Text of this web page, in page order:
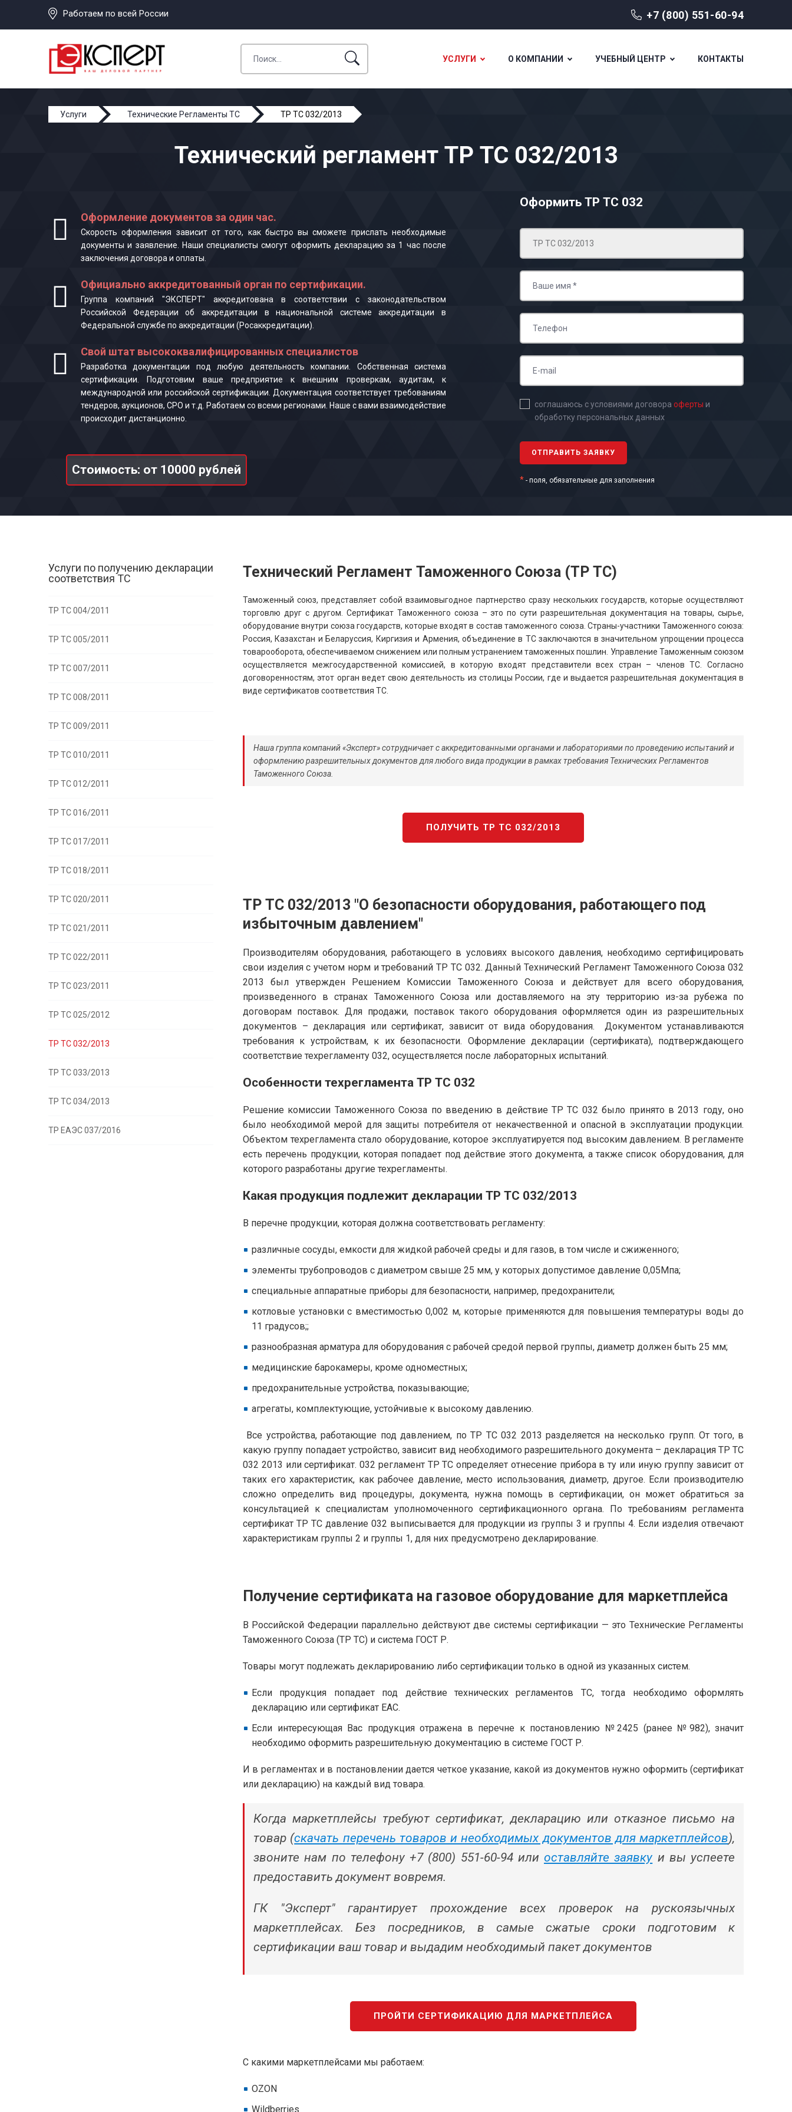
Работаем по всей России +7 (800) 551-60-94
УСЛУГИ О КОМПАНИИ УЧЕБНЫЙ ЦЕНТР КОНТАКТЫ
Услуги Технические Регламенты ТС ТР ТС 032/2013
Технический регламент ТР ТС 032/2013
Оформление документов за один час.
Скорость оформления зависит от того, как быстро вы сможете прислать необходимые
документы и заявление. Наши специалисты смогут оформить декларацию за 1 час после
заключения договора и оплаты.
Официально аккредитованный орган по сертификации.
Группа компаний "ЭКСПЕРТ" аккредитована в соответствии с законодательством
Российской Федерации об аккредитации в национальной системе аккредитации в
Федеральной службе по аккредитации (Росаккредитации).
Свой штат высококвалифицированных специалистов
Разработка документации под любую деятельность компании. Собственная система
сертификации. Подготовим ваше предприятие к внешним проверкам, аудитам, к
международной или российской сертификации. Документация соответствует требованиям
тендеров, аукционов, СРО и т.д. Работаем со всеми регионами. Наше с вами взаимодействие
происходит дистанционно.
Стоимость: от 10000 рублей
Оформить ТР ТС 032
соглашаюсь с условиями договора оферты и
обработку персональных данных
* - поля, обязательные для заполнения
Услуги по получению декларации
соответствия ТС
ТР ТС 004/2011
ТР ТС 005/2011
ТР ТС 007/2011
ТР ТС 008/2011
ТР ТС 009/2011
ТР ТС 010/2011
ТР ТС 012/2011
ТР ТС 016/2011
ТР ТС 017/2011
ТР ТС 018/2011
ТР ТС 020/2011
ТР ТС 021/2011
ТР ТС 022/2011
ТР ТС 023/2011
ТР ТС 025/2012
ТР ТС 032/2013
ТР ТС 033/2013
ТР ТС 034/2013
ТР ЕАЭС 037/2016
Технический Регламент Таможенного Союза (ТР ТС)
Таможенный союз, представляет собой взаимовыгодное партнерство сразу нескольких государств, которые осуществляют
торговлю друг с другом. Сертификат Таможенного союза – это по сути разрешительная документация на товары, сырье,
оборудование внутри союза государств, которые входят в состав таможенного союза. Страны-участники Таможенного союза:
Россия, Казахстан и Беларуссия, Киргизия и Армения, объединение в ТС заключаются в значительном упрощении процесса
товарооборота, обеспечиваемом снижением или полным устранением таможенных пошлин. Управление Таможенным союзом
осуществляется межгосударственной комиссией, в которую входят представители всех стран – членов ТС. Согласно
договоренностям, этот орган ведет свою деятельность из столицы России, где и выдается разрешительная документация в
виде сертификатов соответствия ТС.
Наша группа компаний «Эксперт» сотрудничает с аккредитованными органами и лабораториями по проведению испытаний и
оформлению разрешительных документов для любого вида продукции в рамках требования Технических Регламентов
Таможенного Союза.
ПОЛУЧИТЬ ТР ТС 032/2013
ТР ТС 032/2013 "О безопасности оборудования, работающего под
избыточным давлением"
Производителям оборудования, работающего в условиях высокого давления, необходимо сертифицировать
свои изделия с учетом норм и требований ТР ТС 032. Данный Технический Регламент Таможенного Союза 032
2013 был утвержден Решением Комиссии Таможенного Союза и действует для всего оборудования,
произведенного в странах Таможенного Союза или доставляемого на эту территорию из-за рубежа по
договорам поставок. Для продажи, поставок такого оборудования оформляется один из разрешительных
документов – декларация или сертификат, зависит от вида оборудования. Документом устанавливаются
требования к устройствам, к их безопасности. Оформление декларации (сертификата), подтверждающего
соответствие техрегламенту 032, осуществляется после лабораторных испытаний.
Особенности техрегламента ТР ТС 032
Решение комиссии Таможенного Союза по введению в действие ТР ТС 032 было принято в 2013 году, оно
было необходимой мерой для защиты потребителя от некачественной и опасной в эксплуатации продукции.
Объектом техрегламента стало оборудование, которое эксплуатируется под высоким давлением. В регламенте
есть перечень продукции, которая попадает под действие этого документа, а также список оборудования, для
которого разработаны другие техрегламенты.
Какая продукция подлежит декларации ТР ТС 032/2013
В перечне продукции, которая должна соответствовать регламенту:
различные сосуды, емкости для жидкой рабочей среды и для газов, в том числе и сжиженного;
элементы трубопроводов с диаметром свыше 25 мм, у которых допустимое давление 0,05Мпа;
специальные аппаратные приборы для безопасности, например, предохранители;
котловые установки с вместимостью 0,002 м, которые применяются для повышения температуры воды до
11 градусов;;
разнообразная арматура для оборудования с рабочей средой первой группы, диаметр должен быть 25 мм;
медицинские барокамеры, кроме одноместных;
предохранительные устройства, показывающие;
агрегаты, комплектующие, устойчивые к высокому давлению.
Все устройства, работающие под давлением, по ТР ТС 032 2013 разделяется на несколько групп. От того, в
какую группу попадает устройство, зависит вид необходимого разрешительного документа – декларация ТР ТС
032 2013 или сертификат. 032 регламент ТР ТС определяет отнесение прибора в ту или иную группу зависит от
таких его характеристик, как рабочее давление, место использования, диаметр, другое. Если производителю
сложно определить вид процедуры, документа, нужна помощь в сертификации, он может обратиться за
консультацией к специалистам уполномоченного сертификационного органа. По требованиям регламента
сертификат ТР ТС давление 032 выписывается для продукции из группы 3 и группы 4. Если изделия отвечают
характеристикам группы 2 и группы 1, для них предусмотрено декларирование.
Получение сертификата на газовое оборудование для маркетплейса
В Российской Федерации параллельно действуют две системы сертификации — это Технические Регламенты
Таможенного Союза (ТР ТС) и система ГОСТ Р.
Товары могут подлежать декларированию либо сертификации только в одной из указанных систем.
Если продукция попадает под действие технических регламентов ТС, тогда необходимо оформлять
декларацию или сертификат ЕАС.
Если интересующая Вас продукция отражена в перечне к постановлению №2425 (ранее №982), значит
необходимо оформить разрешительную документацию в системе ГОСТ Р.
И в регламентах и в постановлении дается четкое указание, какой из документов нужно оформить (сертификат
или декларацию) на каждый вид товара.
Когда маркетплейсы требуют сертификат, декларацию или отказное письмо на
товар (скачать перечень товаров и необходимых документов для маркетплейсов),
звоните нам по телефону +7 (800) 551-60-94 или оставляйте заявку и вы успеете
предоставить документ вовремя.
ГК "Эксперт" гарантирует прохождение всех проверок на рускоязычных
маркетплейсах. Без посредников, в самые сжатые сроки подготовим к
сертификации ваш товар и выдадим необходимый пакет документов
ПРОЙТИ СЕРТИФИКАЦИЮ ДЛЯ МАРКЕТПЛЕЙСА
С какими маркетплейсами мы работаем:
OZON
Wildberries